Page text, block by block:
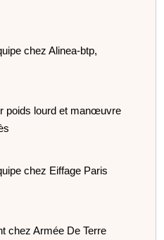
chez Alinea-btp,
poids lourd et manœuvre
chez Eiffage Paris
chez Armée De Terre